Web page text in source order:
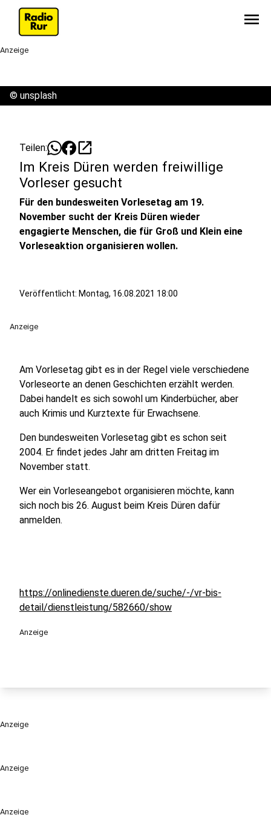
menu
Anzeige
Anzeige
Anzeige
© unsplash
Teilen: open_in_new
Im Kreis Düren werden freiwillige
Vorleser gesucht
Für den bundesweiten Vorlesetag am 19.
November sucht der Kreis Düren wieder
engagierte Menschen, die für Groß und Klein eine
Vorleseaktion organisieren wollen.
Veröffentlicht: Montag, 16.08.2021 18:00
Anzeige
Am Vorlesetag gibt es in der Regel viele verschiedene
Vorleseorte an denen Geschichten erzählt werden.
Dabei handelt es sich sowohl um Kinderbücher, aber
auch Krimis und Kurztexte für Erwachsene.
Den bundesweiten Vorlesetag gibt es schon seit
2004. Er findet jedes Jahr am dritten Freitag im
November statt.
Wer ein Vorleseangebot organisieren möchte, kann
sich noch bis 26. August beim Kreis Düren dafür
anmelden.
https://onlinedienste.dueren.de/suche/-/vr-bis-
detail/dienstleistung/582660/show
Anzeige
Anzeige